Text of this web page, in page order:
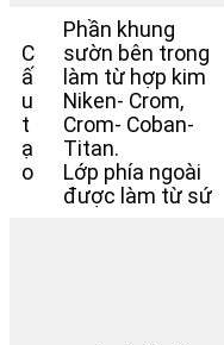
C
ấ
u
t
ạ
o
Phần khung
sườn bên trong
làm từ hợp kim
Niken- Crom,
Crom- Coban-
Titan.
Lớp phía ngoài
được làm từ sứ